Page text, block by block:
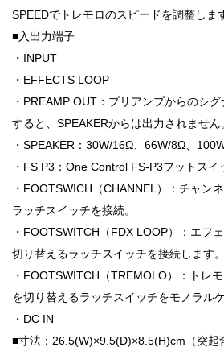
SPEEDでトレモロのスピードを調整しま
■入出力端子
・INPUT
・EFFECTS LOOP
・PREAMP OUT：プリアンプからのシ
すると、SPEAKERからは出力されません
・SPEAKER：30W/16Ω、66W/8Ω、
・FS P3：One Control FS-P3フットスイ
・FOOTSWICH（CHANNEL）：チャン
ラッチスイッチを接続。
・FOOTSWITCH（FDX LOOP）：エフ
切り替えるラッチスイッチを接続します。
・FOOTSWITCH（TREMOLO）：トレ
を切り替えるラッチスイッチをモノラル
・DC IN
■寸法：26.5(W)×9.5(D)×8.5(H)cm（突起